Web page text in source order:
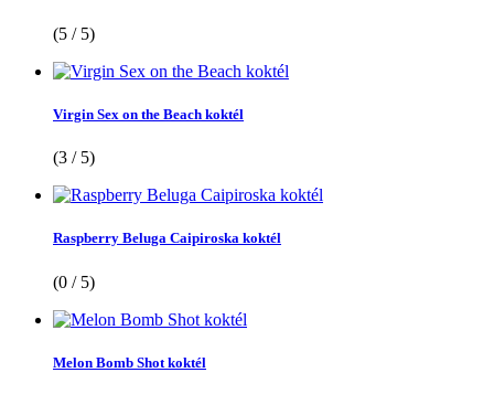
(5 / 5)
Virgin Sex on the Beach koktél
(3 / 5)
Raspberry Beluga Caipiroska koktél
(0 / 5)
Melon Bomb Shot koktél